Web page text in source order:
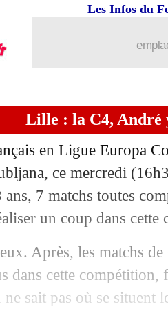
Les Infos du
Lille : la C4, André
en Ligue Europa
ce mercredi
ans, 7 matchs toutes
un coup dans cette
Après, les matchs
dans cette compétition,
sait pas où se situent
s'enflamme
c'est fini ! (officiel)
Hakimi vote
d'Ugarte
dur pour Bernardo
ans de plus pour
de gueule du fils Tapie